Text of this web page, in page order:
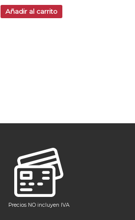
Añadir al carrito
Precios NO incluyen IVA